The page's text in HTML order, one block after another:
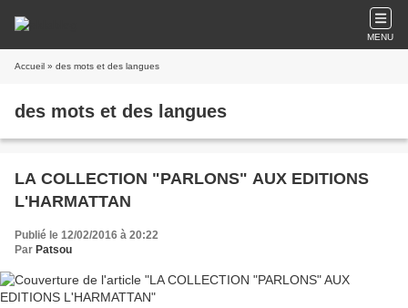
MENU
Accueil » des mots et des langues
des mots et des langues
LA COLLECTION "PARLONS" AUX EDITIONS
L'HARMATTAN
Publié le 12/02/2016 à 20:22
Par Patsou